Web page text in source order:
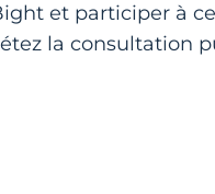
et participer à
la consultation